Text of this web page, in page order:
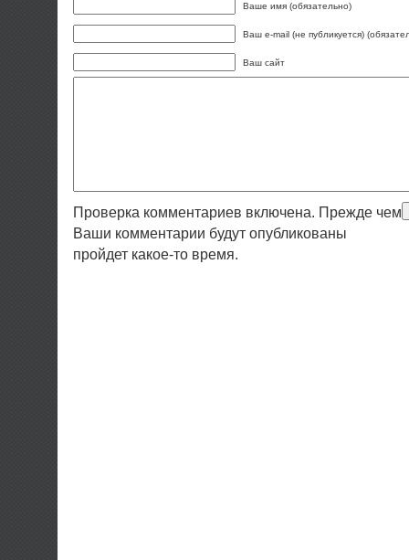
Ваше имя (обязательно)
Ваш e-mail (не публикуется)
Ваш сайт
Проверка комментариев включена. Прежде чем
Ваши комментарии будут опубликованы
пройдет какое-то время.